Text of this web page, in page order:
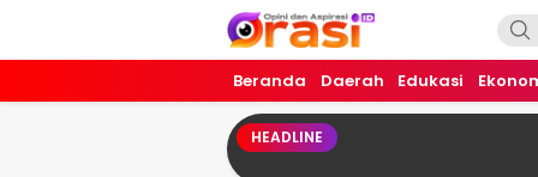
Orasi.ID
Opini dan Aspirasi!
Beranda Daerah Edukasi
HEADLINE